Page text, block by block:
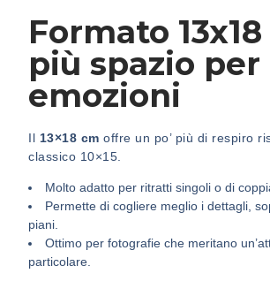
Formato
più spazio per
emozioni
Il 13×18 cm offre un po’ più di respiro
classico 10×15.
Molto adatto per ritratti singoli o di
Permette di cogliere meglio i dettagli,
piani.
Ottimo per fotografie che meritano
particolare.